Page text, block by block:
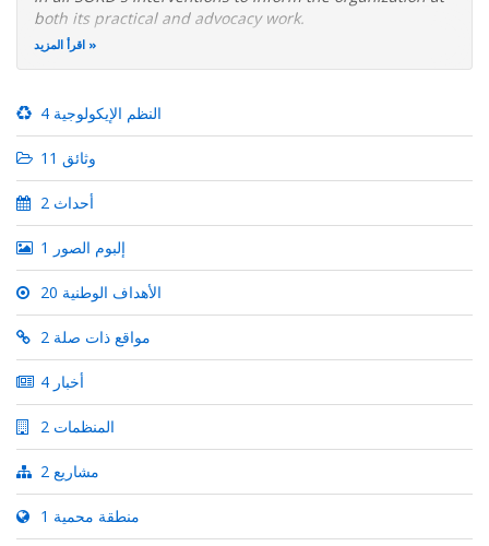
both its practical and advocacy work.
SORD mainly adopts Participatory Action Research (PAR)
اقرأ المزيد
4 النظم الإيكولوجية
11 وثائق
2 أحداث
1 إلبوم الصور
20 الأهداف الوطنية
2 مواقع ذات صلة
4 أخبار
2 المنظمات
2 مشاريع
1 منطقة محمية